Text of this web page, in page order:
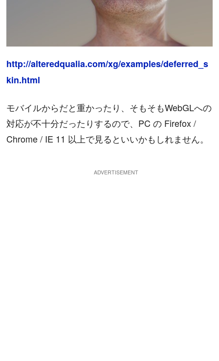
http://alteredqualia.com/xg/examples/deferred_s
kin.html
モバイルからだと重かったり、そもそもWebGLへの
対応が不十分だったりするので、PC の Firefox /
Chrome / IE 11 以上で見るといいかもしれません。